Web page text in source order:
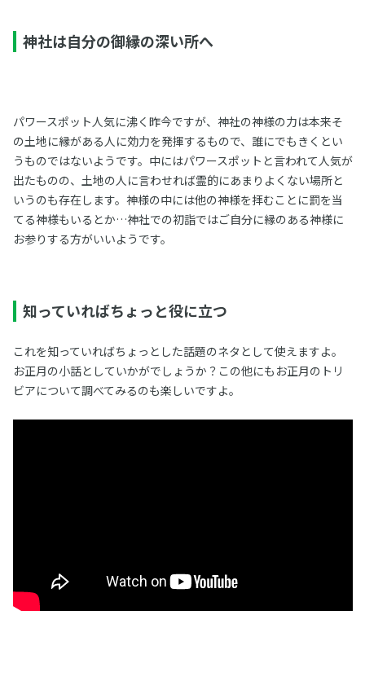
神社は自分の御縁の深い所へ
パワースポット人気に沸く昨今ですが、神社の神様の力は本来そ
の土地に縁がある人に効力を発揮するもので、誰にでもきくとい
うものではないようです。中にはパワースポットと言われて人気が
出たものの、土地の人に言わせれば霊的にあまりよくない場所と
いうのも存在します。神様の中には他の神様を拝むことに罰を当
てる神様もいるとか…神社での初詣ではご自分に縁のある神様に
お参りする方がいいようです。
知っていればちょっと役に立つ
これを知っていればちょっとした話題のネタとして使えますよ。
お正月の小話としていかがでしょうか？この他にもお正月のトリ
ビアについて調べてみるのも楽しいですよ。